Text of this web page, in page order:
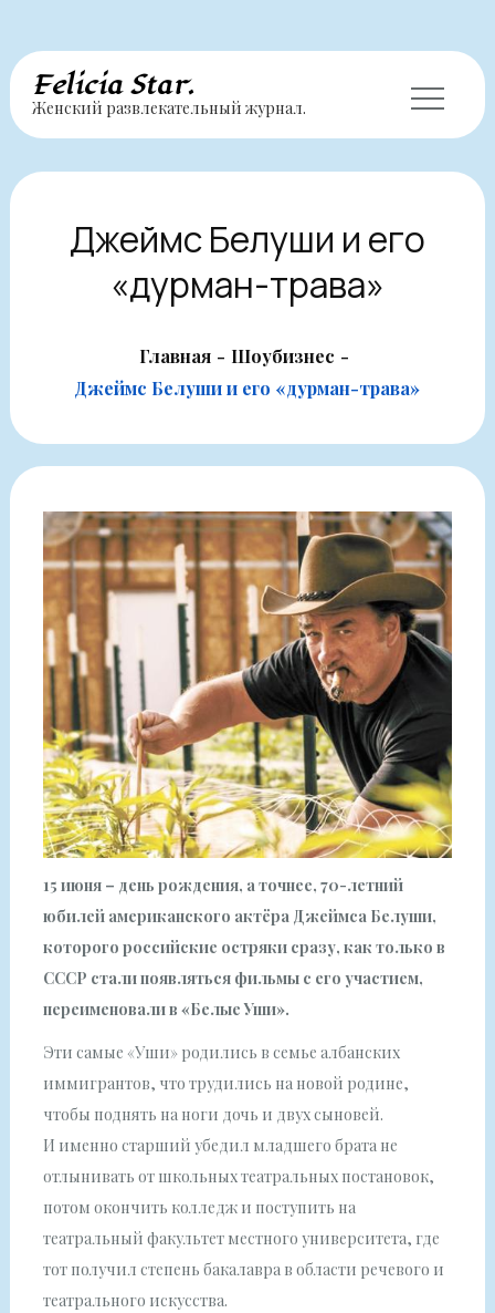
Перейти
содержимому
Felicia Star.
Женский развлекательный журнал.
Джеймс Белуши и его
«дурман-трава»
Главная
Шоубизнес
Джеймс Белуши и его «дурман-трава»
15 июня – день рождения, а точнее, 70-летний
юбилей американского актёра Джеймса Белуши,
которого российские остряки сразу, как только в
СССР стали появляться фильмы с его участием,
переименовали в «Белые Уши».
Эти самые «Уши» родились в семье албанских
иммигрантов, что трудились на новой родине,
чтобы поднять на ноги дочь и двух сыновей.
И именно старший убедил младшего брата не
отлынивать от школьных театральных постановок,
потом окончить колледж и поступить на
театральный факультет местного университета, где
тот получил степень бакалавра в области речевого и
театрального искусства.